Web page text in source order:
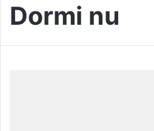
Dormi nu